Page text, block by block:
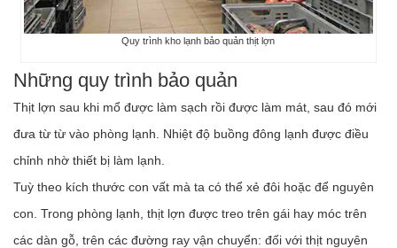
Quy trình kho lạnh bảo quản thịt lợn
Những quy trình bảo quản
Thịt lợn sau khi mổ được làm sạch rồi được làm mát, sau đó mới
đưa từ từ vào phòng lạnh. Nhiệt độ buồng đông lạnh được điều
chỉnh nhờ thiết bị làm lạnh.
Tuỳ theo kích thước con vất mà ta có thể xẻ đôi hoặc để nguyên
con. Trong phòng lạnh, thịt lợn được treo trên gái hay móc trên
các dàn gỗ, trên các đường ray vận chuyển: đối với thịt nguyên